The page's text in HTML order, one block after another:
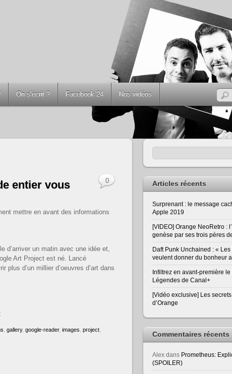
On s’écrit ? Facebook 24 Nos vidéos
entier vous
mettre en avant des informations
d’arriver un matin avec une idée et,
Art Project est né. Lancé
plus d’un millier d’oeuvres d’art dans
0
gallery, google-reader, images project
Articles récents
Surprenant : le message
Apple 2019
[VIDEO] Orange NeoRetro :
genèse par ses trois pères
Daft Punk Unchained : « Les
veulent donner du bonheur
Infiltrez en avant-première
Légendes de Canal+
[Vidéo exclusive] Les
d’Orange
Commentaires récents
Alex dans Prometheus:
(SPOILER)